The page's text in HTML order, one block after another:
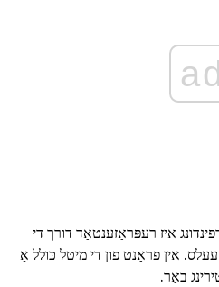
איז רעפּראַזענטאַד דורך די
אין פראָנט פון די מיטל כּולל אַ
באַר.